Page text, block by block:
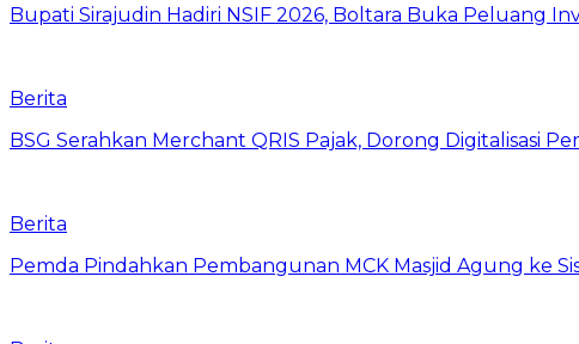
Bupati Sirajudin Hadiri NSIF 2026, Boltara Buka Peluang
Berita
‎BSG Serahkan Merchant QRIS Pajak, Dorong Digitalisasi
Berita
Pemda Pindahkan Pembangunan MCK Masjid Agung ke